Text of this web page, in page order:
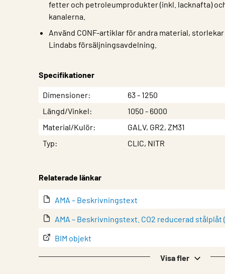
fetter och petroleumprodukter (inkl. lacknafta)
kanalerna.
Använd CONF-artiklar för andra material,
Lindabs försäljningsavdelning.
Specifikationer
EgenskapVärde
Dimensioner
63 - 1250
Längd/Vinkel
1050 - 6000
Material/Kulör
GALV, GR2, ZM31
Typ
CLIC, NITR
Relaterade länkar
AMA – Beskrivningstext
AMA – Beskrivningstext. CO2 reducerad stålplåt
BIM objekt
Byggvarudeklaration alternativt material:
Visa fler